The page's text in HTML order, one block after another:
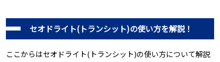
セオドライト(トランシット)の使い方を解説！
ここからはセオドライト(トランシット)の使い方について解説